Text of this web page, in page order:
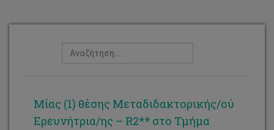
Μίας (1) θέσης Μεταδιδακτορικής/ού
Ερευνήτρια/ης – R2** στο Τμήμα